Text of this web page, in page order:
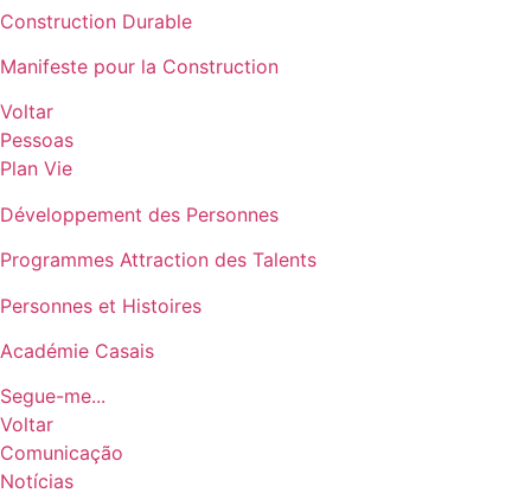
Construction Durable
Manifeste pour la Construction
Voltar
Pessoas
Plan Vie
Développement des Personnes
Programmes Attraction des Talents
Personnes et Histoires
Académie Casais
Segue-me...
Voltar
Comunicação
Notícias